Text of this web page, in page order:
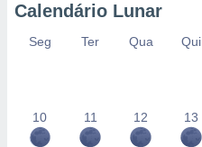
Calendário Lunar
Seg Ter Qua Qui
10 11 12 13